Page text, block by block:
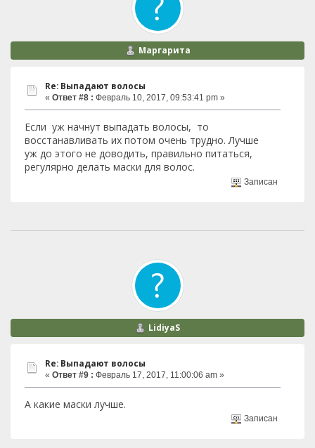
Маргарита
Re: Выпадают волосы
« Ответ #8 : Февраль 10, 2017, 09:53:41 pm »
Если уж начнут выпадать волосы, то
восстанавливать их потом очень трудно. Лучше
уж до этого не доводить, правильно питаться,
регулярно делать маски для волос.
Записан
LidiyaS
Re: Выпадают волосы
« Ответ #9 : Февраль 17, 2017, 11:00:06 am »
А какие маски лучше.
Записан